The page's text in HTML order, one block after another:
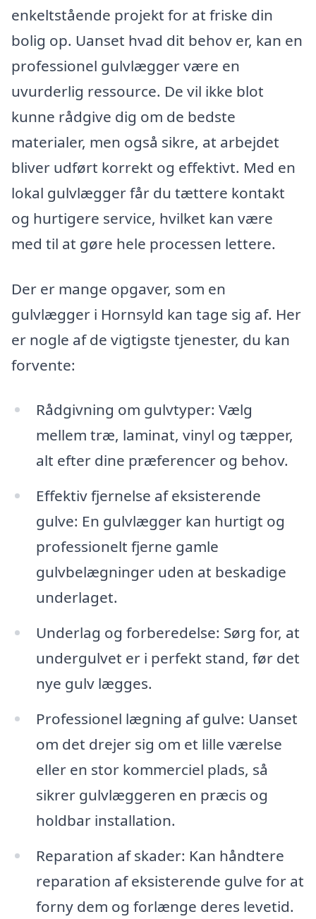
enkeltstående projekt for at friske din
bolig op. Uanset hvad dit behov er, kan en
professionel gulvlægger være en
uvurderlig ressource. De vil ikke blot
kunne rådgive dig om de bedste
materialer, men også sikre, at arbejdet
bliver udført korrekt og effektivt. Med en
lokal gulvlægger får du tættere kontakt
og hurtigere service, hvilket kan være
med til at gøre hele processen lettere.
Der er mange opgaver, som en
gulvlægger i Hornsyld kan tage sig af. Her
er nogle af de vigtigste tjenester, du kan
forvente:
Rådgivning om gulvtyper: Vælg
mellem træ, laminat, vinyl og tæpper,
alt efter dine præferencer og behov.
Effektiv fjernelse af eksisterende
gulve: En gulvlægger kan hurtigt og
professionelt fjerne gamle
gulvbelægninger uden at beskadige
underlaget.
Underlag og forberedelse: Sørg for, at
undergulvet er i perfekt stand, før det
nye gulv lægges.
Professionel lægning af gulve: Uanset
om det drejer sig om et lille værelse
eller en stor kommerciel plads, så
sikrer gulvlæggeren en præcis og
holdbar installation.
Reparation af skader: Kan håndtere
reparation af eksisterende gulve for at
forny dem og forlænge deres levetid.